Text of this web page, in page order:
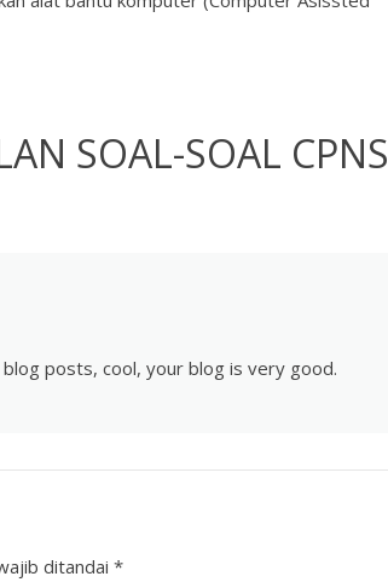
SOAL-SOAL CPNS
posts, cool, your blog is very good.
ditandai *